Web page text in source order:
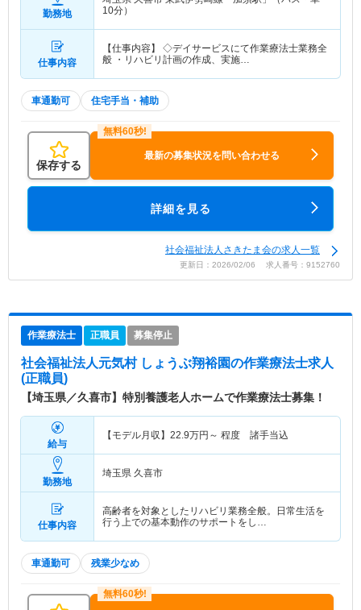
勤務地
10分）
仕事内容
【仕事内容】 ◇デイサービスにて作業療法士業務全
般 ・リハビリ計画の作成、実施…
車通勤可 住宅手当・補助
保存する
最新の募集状況を問い合わせる
詳細を見る
社会福祉法人さきたま会の求人一覧
更新日：2026/02/06 求人番号：9152760
作業療法士 正職員 募集停止
社会福祉法人元気村 しょうぶ翔裕園の作業療法士求人
(正職員)
【埼玉県／久喜市】特別養護老人ホームで作業療法士募集！
給与
【モデル月収】 22.9万円～ 程度 諸手当込
勤務地
埼玉県 久喜市
仕事内容
高齢者を対象としたリハビリ業務全般。日常生活を
行う上での基本動作のサポートをし…
車通勤可 残業少なめ